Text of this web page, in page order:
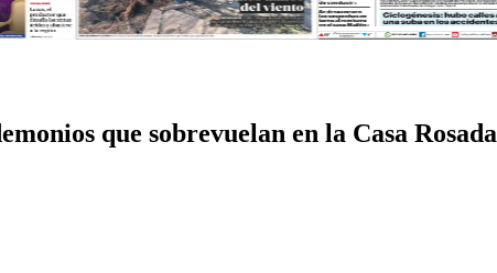
que sobrevuelan en la Casa Rosada